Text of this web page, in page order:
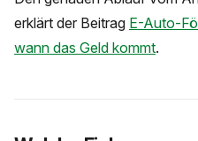
erklärt der Beitrag E-Auto-
wann das Geld kommt.